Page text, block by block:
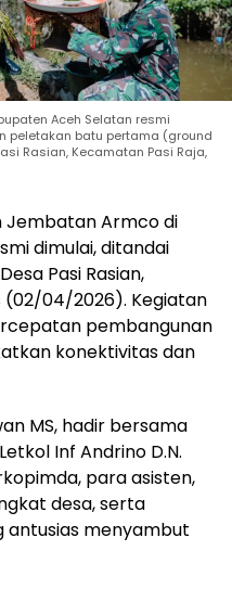
Aceh Selatan resmi
peletakan batu pertama (ground
Rasian, Kecamatan Pasi Raja,
Jembatan Armco di
dimulai, ditandai
Pasi Rasian,
(02/04/2026). Kegiatan
pembangunan
konektivitas dan
MS, hadir bersama
Inf Andrino D.N.
para asisten,
desa, serta
menyambut